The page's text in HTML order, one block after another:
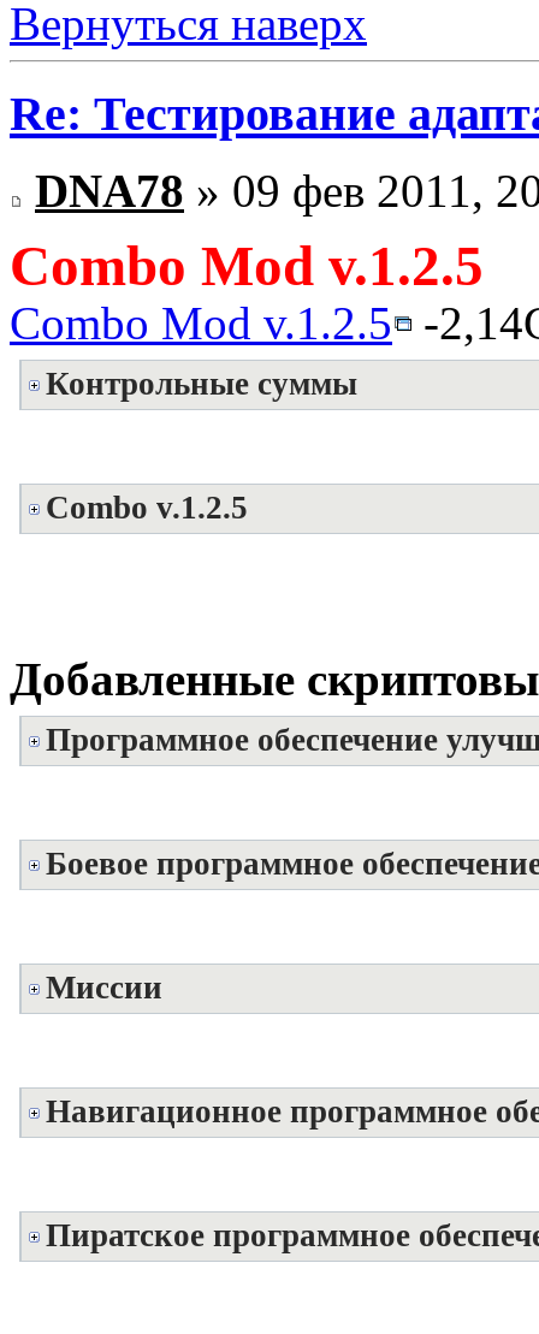
Вернуться наверх
Re: Тестирование
DNA78 » 09 фев 2011,
Combo Mod v.1.2.5
Combo Mod v.1.2.5 -
Контрольные суммы
Combo v.1.2.5
Добавленные
Программное обеспечение
Боевое программное
Миссии
Навигационное программное
Пиратское программное